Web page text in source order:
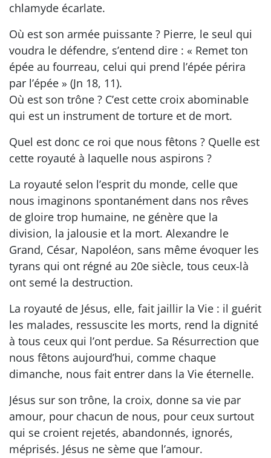
chlamyde écarlate.
Où est son armée puissante ? Pierre, le seul qui
voudra le défendre, s’entend dire : « Remet ton
épée au fourreau, celui qui prend l’épée périra
par l’épée » (Jn 18, 11).
Où est son trône ? C’est cette croix abominable
qui est un instrument de torture et de mort.
Quel est donc ce roi que nous fêtons ? Quelle est
cette royauté à laquelle nous aspirons ?
La royauté selon l’esprit du monde, celle que
nous imaginons spontanément dans nos rêves
de gloire trop humaine, ne génère que la
division, la jalousie et la mort. Alexandre le
Grand, César, Napoléon, sans même évoquer les
tyrans qui ont régné au 20e siècle, tous ceux-là
ont semé la destruction.
La royauté de Jésus, elle, fait jaillir la Vie : il guérit
les malades, ressuscite les morts, rend la dignité
à tous ceux qui l’ont perdue. Sa Résurrection que
nous fêtons aujourd’hui, comme chaque
dimanche, nous fait entrer dans la Vie éternelle.
Jésus sur son trône, la croix, donne sa vie par
amour, pour chacun de nous, pour ceux surtout
qui se croient rejetés, abandonnés, ignorés,
méprisés. Jésus ne sème que l’amour.